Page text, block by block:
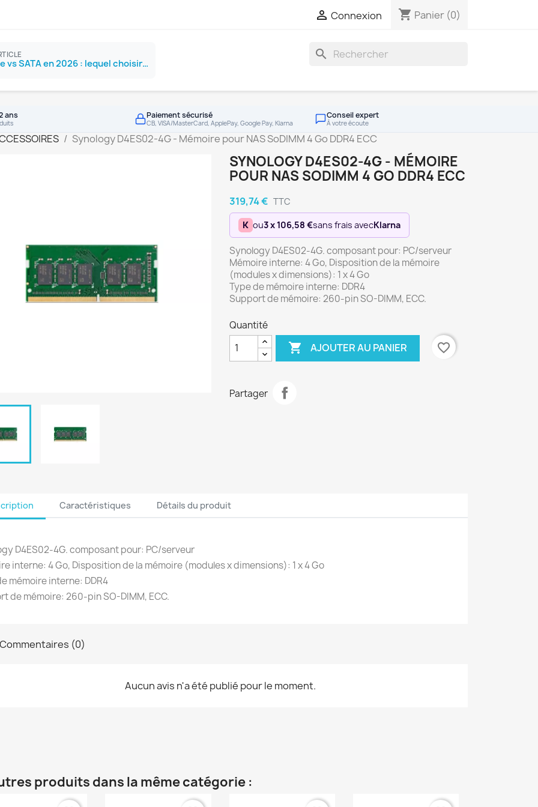
 Connexion shopping_cart Panier (0)
SSD NVMe vs SATA en 2026 : lequel choisir ?
search
ans Paiement sécurisé
CB, VISA/MasterCard, ApplePay, Google Pay, Klarna
Conseil expert
À votre écoute
Synology D4ES02-4G - Mémoire pour NAS SoDIMM 4 Go DDR4 ECC
SYNOLOGY D4ES02-4G - MÉMOIRE
POUR NAS SODIMM 4 GO DDR4 ECC
319,74 € TTC
K ou3 x 106,58 €sans frais avecKlarna
Synology D4ES02-4G. composant pour: PC/serveur
Mémoire interne: 4 Go, Disposition de la mémoire
(modules x dimensions): 1 x 4 Go
Type de mémoire interne: DDR4
Support de mémoire: 260-pin SO-DIMM, ECC.
Quantité
 AJOUTER AU PANIER favorite_border
Partager
Caractéristiques Détails du produit
D4ES02-4G. composant pour: PC/serveur
interne: 4 Go, Disposition de la mémoire (modules x dimensions): 1 x 4 Go
mémoire interne: DDR4
de mémoire: 260-pin SO-DIMM, ECC.
(0)
Aucun avis n'a été publié pour le moment.
produits dans la même catégorie :